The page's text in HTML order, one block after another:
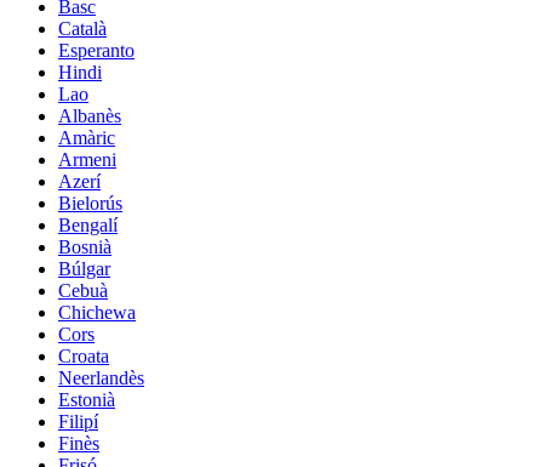
Basc
Català
Esperanto
Hindi
Lao
Albanès
Amàric
Armeni
Azerí
Bielorús
Bengalí
Bosnià
Búlgar
Cebuà
Chichewa
Cors
Croata
Neerlandès
Estonià
Filipí
Finès